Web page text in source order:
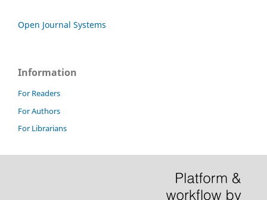
Open Journal Systems
Information
For Readers
For Authors
For Librarians